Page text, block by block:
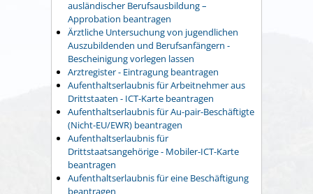
ausländischer Berufsausbildung –
Approbation beantragen
Ärztliche Untersuchung von jugendlichen
Auszubildenden und Berufsanfängern -
Bescheinigung vorlegen lassen
Arztregister - Eintragung beantragen
Aufenthaltserlaubnis für Arbeitnehmer aus
Drittstaaten - ICT-Karte beantragen
Aufenthaltserlaubnis für Au-pair-Beschäftigte
(Nicht-EU/EWR) beantragen
Aufenthaltserlaubnis für
Drittstaatsangehörige - Mobiler-ICT-Karte
beantragen
Aufenthaltserlaubnis für eine Beschäftigung
beantragen